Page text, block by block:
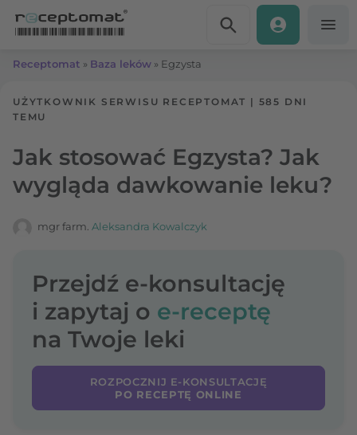
Receptomat » Baza leków » Egzysta
UŻYTKOWNIK SERWISU RECEPTOMAT | 585 DNI
TEMU
Jak stosować Egzysta? Jak
wygląda dawkowanie leku?
mgr farm. Aleksandra Kowalczyk
Przejdź e-konsultację
i zapytaj o e-receptę
na Twoje leki
ROZPOCZNIJ E-KONSULTACJĘ
PO RECEPTĘ ONLINE